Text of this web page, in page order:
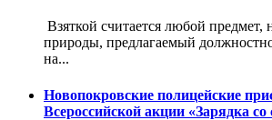
Взяткой считается любой предмет,
природы, предлагаемый
на...
Новопокровские полицейские
Всероссийской акции «Зарядка